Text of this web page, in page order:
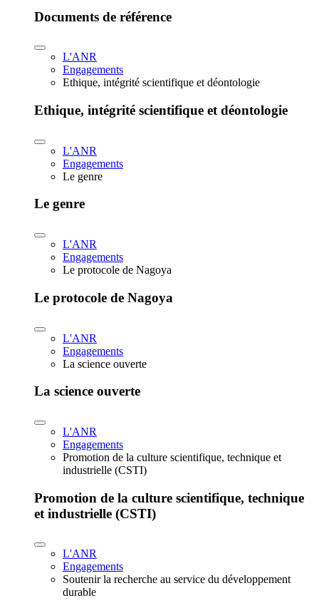
Documents de référence
L'ANR
Engagements
Ethique, intégrité scientifique et déontologie
Ethique, intégrité scientifique et déontologie
L'ANR
Engagements
Le genre
Le genre
L'ANR
Engagements
Le protocole de Nagoya
Le protocole de Nagoya
L'ANR
Engagements
La science ouverte
La science ouverte
L'ANR
Engagements
Promotion de la culture scientifique, technique et
industrielle (CSTI)
Promotion de la culture scientifique, technique
et industrielle (CSTI)
L'ANR
Engagements
Soutenir la recherche au service du développement
durable